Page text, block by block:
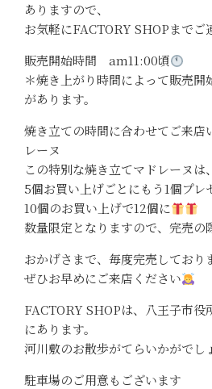
ありますので、
お気軽にFACTORY SHOPまでご
販売開始時間 am11:00頃
＊焼き上がり時間によって販売開
があります。
焼き立ての時間に合わせてご来店
レーヌ
この特別な焼き立てマドレーヌは、
5個お買い上げごとにもう1個プレ
10個のお買い上げで12個に
数量限定となりますので、完売の
おかげさまで、毎度完売しており
ぜひお早めにご来店ください
FACTORY SHOPは、八王子市役
にあります。
河川敷のお散歩がてらいかがでし
駐車場のご用意もございます